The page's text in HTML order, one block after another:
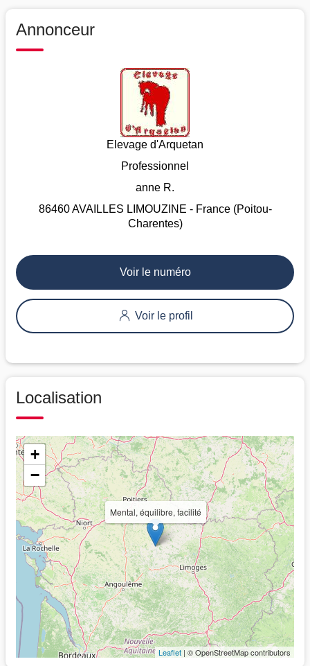
Annonceur
Elevage d'Arquetan
Professionnel
anne R.
86460 AVAILLES LIMOUZINE - France (Poitou-
Charentes)
Voir le numéro
Voir le profil
Localisation
Mental, équilibre, facilité
+
−
Leaflet | © OpenStreetMap contributors